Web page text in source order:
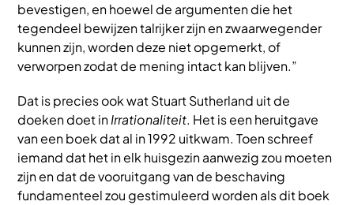
bevestigen, en hoewel de argumenten die het
tegendeel bewijzen talrijker zijn en zwaarwegender
kunnen zijn, worden deze niet opgemerkt, of
verworpen zodat de mening intact kan blijven.”
Dat is precies ook wat Stuart Sutherland uit de
doeken doet inIrrationaliteit. Het is een heruitgave
van een boek dat al in 1992 uitkwam. Toen schreef
iemand dat het in elk huisgezin aanwezig zou moeten
zijn en dat de vooruitgang van de beschaving
fundamenteel zou gestimuleerd worden als dit boek